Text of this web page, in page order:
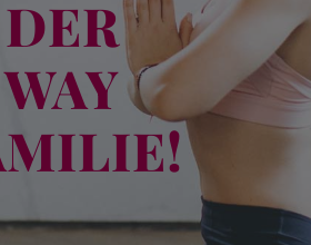
DER
WAY